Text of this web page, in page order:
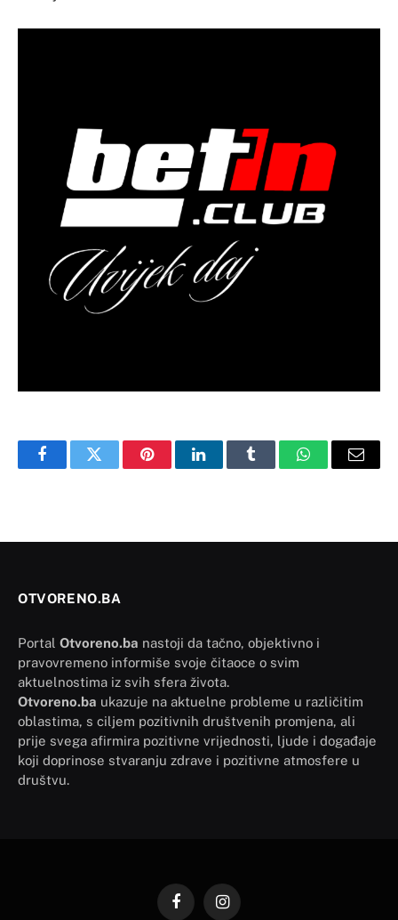
FacebookTwitter PinterestLinkedInTumblr WhatsAppEmail
OTVORENO.BA
Portal Otvoreno.ba nastoji da tačno, objektivno i
pravovremeno informiše svoje čitaoce o svim
aktuelnostima iz svih sfera života.
Otvoreno.ba ukazuje na aktuelne probleme u različitim
oblastima, s ciljem pozitivnih društvenih promjena, ali
prije svega afirmira pozitivne vrijednosti, ljude i događaje
koji doprinose stvaranju zdrave i pozitivne atmosfere u
društvu.
FacebookInstagram